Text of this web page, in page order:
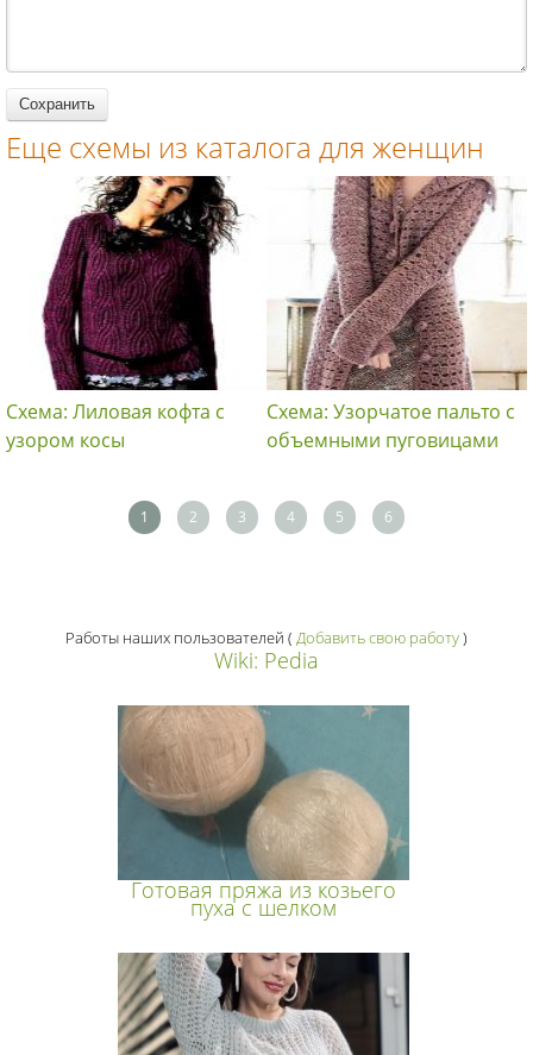
Еще схемы из каталога для женщин
Схема: Лиловая кофта с
узором косы
Схема: Узорчатое пальто с
объемными пуговицами
1 2 3 4 5 6
Работы наших пользователей ( Добавить свою работу)
Wiki: Pedia
Готовая пряжа из козьего
пуха с шелком